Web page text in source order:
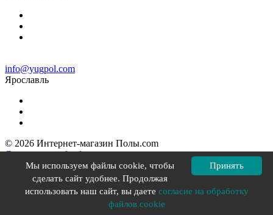
info@yugpol.com
Ярославль
© 2026 Интернет-магазин Полы.com
Согласие на обработку персональных данных
Политика конфиденциальности
Политика в отношении файлов cookie
Разработка сайта YOU-X
Принять
Мы используем файлы cookie, чтобы
сделать сайт удобнее. Продолжая
использовать наш сайт, вы даете согласие на обработку
файлов cookie